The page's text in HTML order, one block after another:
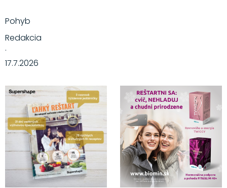
Pohyb
Redakcia
·
17.7.2026